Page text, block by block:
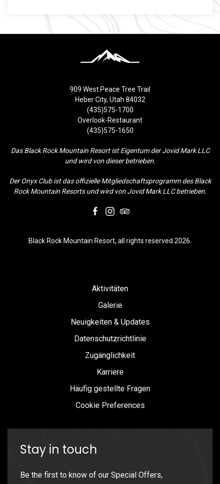
909 West Peace Tree Trail
Heber City, Utah 84032
(435)575-1700
Overlook-Restaurant
(435)575-1650
Das Black Rock Mountain Resort ist Eigentum der Jovid Mark LLC
und wird von dieser betrieben.
Der Onyx Club ist das offizielle Mitgliedschaftsprogramm des Black
Rock Mountain Resorts und wird von Jovid Mark LLC betrieben.
facebookinstagramtripadvisor
Black Rock Mountain Resort, all rights reserved 2026.
Aktivitäten
Galerie
Neuigkeiten & Updates
Datenschutzrichtlinie
Zugänglichkeit
Karriere
Häufig gestellte Fragen
Cookie Preferences
Stay in touch
Be the first to know of our Special Offers,